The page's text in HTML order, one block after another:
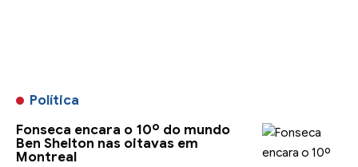
Política
Fonseca encara o 10º do mundo
Ben Shelton nas oitavas em
Montreal